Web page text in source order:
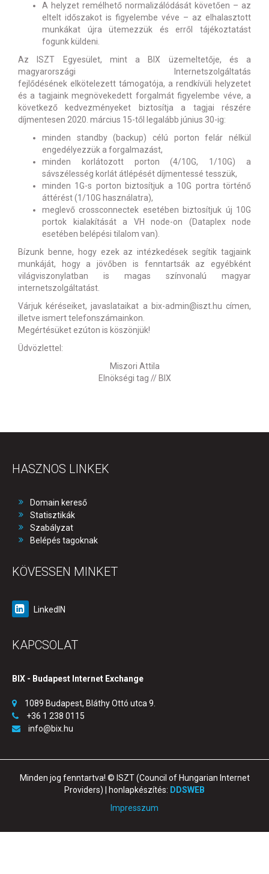
A helyzet remélhető normalizálódását követően – az
eltelt időszakot is figyelembe véve – az elhalasztott
munkákat újra ütemezzük és erről tájékoztatást
fogunk küldeni.
Az ISZT Egyesület, mint a BIX üzemeltetője, és a
magyarországi Internetszolgáltatás
fejlődésének elkötelezett támogatója, a rendkívüli helyzetet
és a tagjaink megnövekedett forgalmát figyelembe véve, a
következő kedvezményeket biztosítja a tagjai részére
díjmentesen 2020. március 15-től legalább június 30-ig:
minden standby (backup) célú porton felár nélkül
engedélyezzük a forgalmazást,
minden korlátozott porton (4/10G, 1/10G) a
sávszélesség korlát átlépését díjmentessé tesszük,
minden 1G-s porton biztosítjuk a 10G portra történő
áttérést (1/10G használatra),
meglevő crossconnectek esetében biztosítjuk új 10G
portok kialakítását a VH node-on (Dataplex node
esetében belépési tilalom van).
Bízunk benne, hogy ezek az intézkedések segítik tagjaink
munkáját, hogy a jövőben is fenntartsák az egyébként
világviszonylatban is magas színvonalú magyar
internetszolgáltatást.
Várjuk kéréseiket, javaslataikat a bix-admin@iszt.hu címen,
illetve ismert telefonszámainkon.
Megértésüket ezúton is köszönjük!
Üdvözlettel:
Miszori Attila
Elnökségi tag // BIX
HASZNOS LINKEK
Domain kereső
Statisztikák
Szabályzat
Belépés tagoknak
KÖVESSEN MINKET
LinkedIN
KAPCSOLAT
BIX - Budapest Internet Exchange
1089 Budapest, Bláthy Ottó utca 9.
+36 1 238 0115
info@bix.hu
Minden jog fenntartva! © ISZT (Council of Hungarian Internet
Providers) | honlapkészítés: DDSWEB
Impresszum